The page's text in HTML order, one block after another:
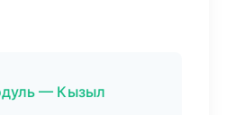
— Кызыл